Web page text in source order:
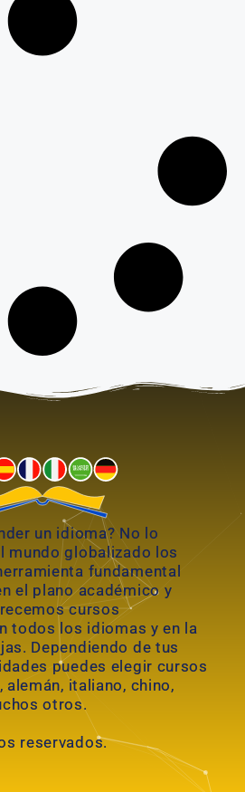
un idioma? No lo
mundo globalizado los
fundamental
el plano académico y
cursos
todos los idiomas y en la
Dependiendo de tus
puedes elegir cursos
alemán, italiano, chino,
otros.
reservados.